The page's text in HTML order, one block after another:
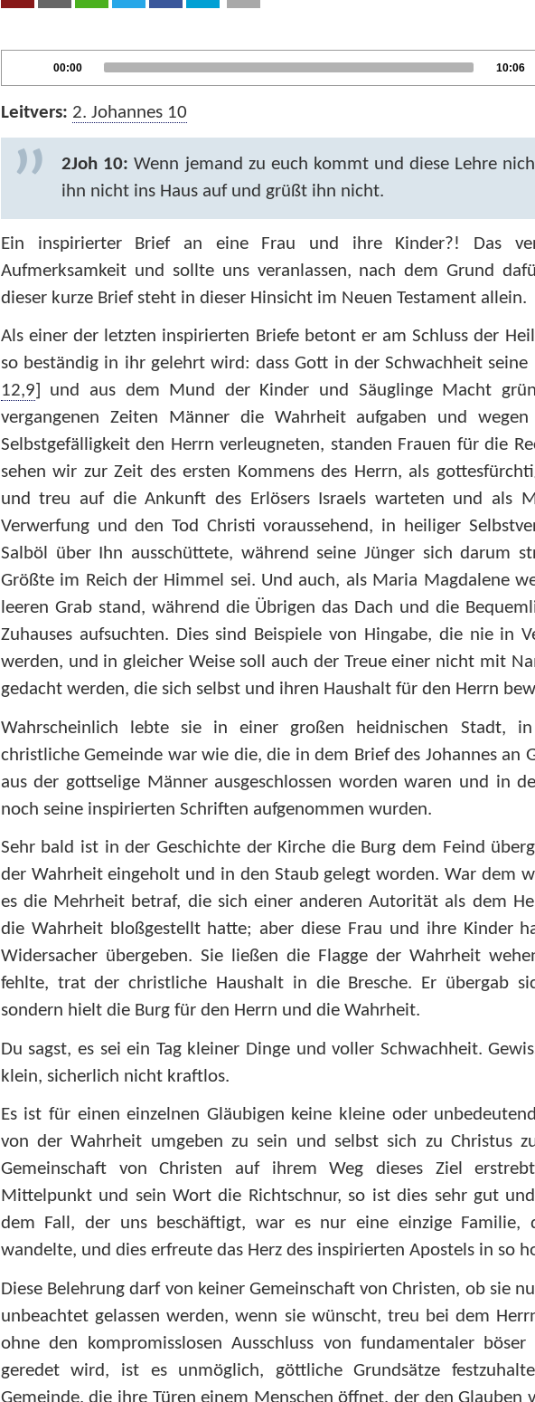
Player
Current
00:00 Total
10:06
Leitvers: 2. Johannes 10
2Joh 10: Wenn jemand zu euch kommt und diese Lehre
ihn nicht ins Haus auf und grüßt ihn nicht.
Ein inspirierter Brief an eine Frau und ihre Kinder?! Das
Aufmerksamkeit und sollte uns veranlassen, nach dem Grund
dieser kurze Brief steht in dieser Hinsicht im Neuen Testament allein.
Als einer der letzten inspirierten Briefe betont er am Schluss der
so beständig in ihr gelehrt wird: dass Gott in der Schwachheit
12,9] und aus dem Mund der Kinder und Säuglinge Macht
vergangenen Zeiten Männer die Wahrheit aufgaben und
Selbstgefälligkeit den Herrn verleugneten, standen Frauen für die
sehen wir zur Zeit des ersten Kommens des Herrn, als
und treu auf die Ankunft des Erlösers Israels warteten und als
Verwerfung und den Tod Christi voraussehend, in heiliger
Salböl über Ihn ausschüttete, während seine Jünger sich darum
Größte im Reich der Himmel sei. Und auch, als Maria Magdalene
leeren Grab stand, während die Übrigen das Dach und die
Zuhauses aufsuchten. Dies sind Beispiele von Hingabe, die nie in
werden, und in gleicher Weise soll auch der Treue einer nicht mit
gedacht werden, die sich selbst und ihren Haushalt für den Herrn
Wahrscheinlich lebte sie in einer großen heidnischen Stadt,
christliche Gemeinde war wie die, die in dem Brief des Johannes an
aus der gottselige Männer ausgeschlossen worden waren und in
noch seine inspirierten Schriften aufgenommen wurden.
Sehr bald ist in der Geschichte der Kirche die Burg dem Feind
der Wahrheit eingeholt und in den Staub gelegt worden. War dem
es die Mehrheit betraf, die sich einer anderen Autorität als dem
die Wahrheit bloßgestellt hatte; aber diese Frau und ihre Kinder
Widersacher übergeben. Sie ließen die Flagge der Wahrheit
fehlte, trat der christliche Haushalt in die Bresche. Er übergab
sondern hielt die Burg für den Herrn und die Wahrheit.
Du sagst, es sei ein Tag kleiner Dinge und voller Schwachheit.
klein, sicherlich nicht kraftlos.
Es ist für einen einzelnen Gläubigen keine kleine oder
von der Wahrheit umgeben zu sein und selbst sich zu Christus
Gemeinschaft von Christen auf ihrem Weg dieses Ziel
Mittelpunkt und sein Wort die Richtschnur, so ist dies sehr gut
dem Fall, der uns beschäftigt, war es nur eine einzige Familie,
wandelte, und dies erfreute das Herz des inspirierten Apostels in so
Diese Belehrung darf von keiner Gemeinschaft von Christen, ob sie
unbeachtet gelassen werden, wenn sie wünscht, treu bei dem
ohne den kompromisslosen Ausschluss von fundamentaler
geredet wird, ist es unmöglich, göttliche Grundsätze
Gemeinde, die ihre Türen einem Menschen öffnet, der den Glauben